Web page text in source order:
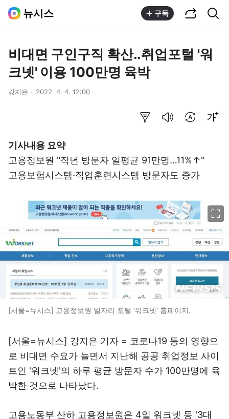
뉴시스 구독
비대면 구인구직 확산..취업포털 '워
크넷' 이용 100만명 육박
강지은 2022. 4. 4. 12:00
기사내용 요약
고용정보원 "작년 방문자 일평균 91만명…11%↑"
고용보험시스템·직업훈련시스템 방문자도 증가
[서울=뉴시스] 고용정보원 일자리 포털 '워크넷' 홈페이지.
[서울=뉴시스] 강지은 기자 = 코로나19 등의 영향으
로 비대면 수요가 늘면서 지난해 공공 취업정보 사이
트인 '워크넷'의 하루 평균 방문자 수가 100만명에 육
박한 것으로 나타났다.
고용노동부 산하 고용정보원은 4일 워크넷 등 '3대